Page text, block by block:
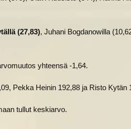
(27,83), Juhani Bogdanowilla
yhteensä -1,64.
Pekka Heinin 192,88 ja Risto Kytän
tullut keskiarvo.